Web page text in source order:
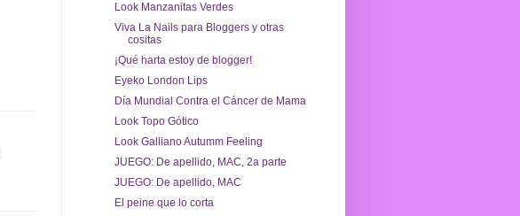
Look Manzanitas Verdes
Viva La Nails para Bloggers y otras
cositas
¡Qué harta estoy de blogger!
Eyeko London Lips
Día Mundial Contra el Cáncer de Mama
Look Topo Gótico
Look Galliano Autumm Feeling
JUEGO: De apellido, MAC, 2a parte
JUEGO: De apellido, MAC
El peine que lo corta